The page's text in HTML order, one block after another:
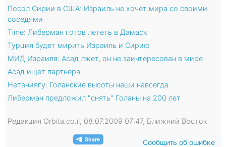
Посол Сирии в США: Израиль не хочет мира со своими
соседями
Time: Либерман готов лететь в Дамаск
Турция будет мирить Израиль и Сирию
МИД Израиля: Асад лжет, он не заинтересован в мире
Асад ищет партнера
Нетаниягу: Голанские высоты наши навсегда
Либерман предложил "снять" Голаны на 200 лет
Редакция Orbita.co.il, 08.07.2009 07:47, Ближний Восток
Сообщить об ошибке